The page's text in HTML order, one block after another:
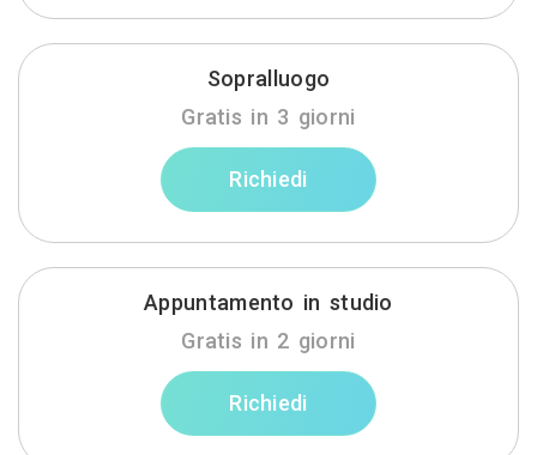
Sopralluogo
Gratis in 3 giorni
Richiedi
Appuntamento in studio
Gratis in 2 giorni
Richiedi